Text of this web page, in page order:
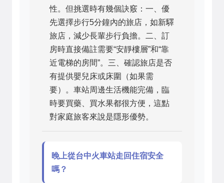
性。但挑選時有幾個訣竅：一、優
先選擇步行5分鐘內的旅店，如新驛
旅店，減少長輩步行負擔。二、訂
房時直接備註需要“安靜樓層”和“靠
近電梯的房間”。三、確認旅店是否
有提供嬰兒床或床圍（如果需
要）。車站周邊生活機能完備，臨
時要買藥、買水果都很方便，這點
對家庭旅客來說是隱形優勢。
晚上從台中火車站走回住宿安全
嗎？